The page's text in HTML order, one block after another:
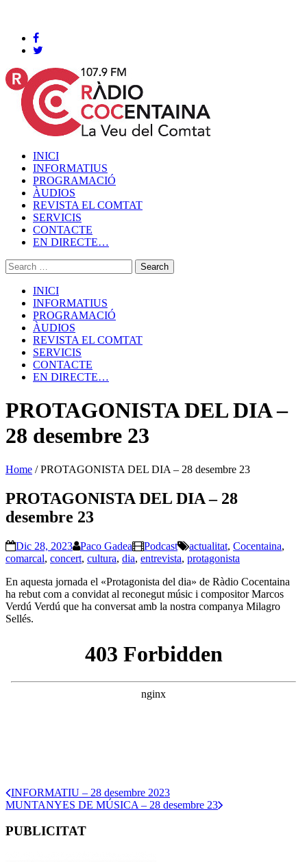
INICI
INFORMATIUS
PROGRAMACIÓ
ÀUDIOS
REVISTA EL COMTAT
SERVICIS
CONTACTE
EN DIRECTE…
INICI
INFORMATIUS
PROGRAMACIÓ
ÀUDIOS
REVISTA EL COMTAT
SERVICIS
CONTACTE
EN DIRECTE…
PROTAGONISTA DEL DIA –
28 desembre 23
Home /PROTAGONISTA DEL DIA – 28 desembre 23
PROTAGONISTA DEL DIA – 28
desembre 23
Dic 28, 2023 Paco Gadea Podcast actualitat, Cocentaina,
comarcal, concert, cultura, dia, entrevista, protagonista
En aquesta jornada el «Protagonista del dia» de Ràdio Cocentaina
ha rebut com a convidat al reconegut músic i compositor Marcos
Verdú Verdú que ha conversat amb la nostra companya Milagro
Sellés.
INFORMATIU – 28 desembre 2023
MUNTANYES DE MÚSICA – 28 desembre 23
PUBLICITAT